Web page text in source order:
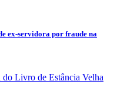
ex-servidora por fraude na